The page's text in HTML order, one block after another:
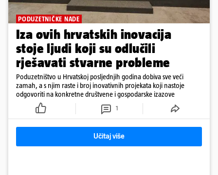
PODUZETNIČKE NADE
Iza ovih hrvatskih inovacija
stoje ljudi koji su odlučili
rješavati stvarne probleme
Poduzetništvo u Hrvatskoj posljednjih godina dobiva sve veći
zamah, a s njim raste i broj inovativnih projekata koji nastoje
odgovoriti na konkretne društvene i gospodarske izazove
1
Učitaj više